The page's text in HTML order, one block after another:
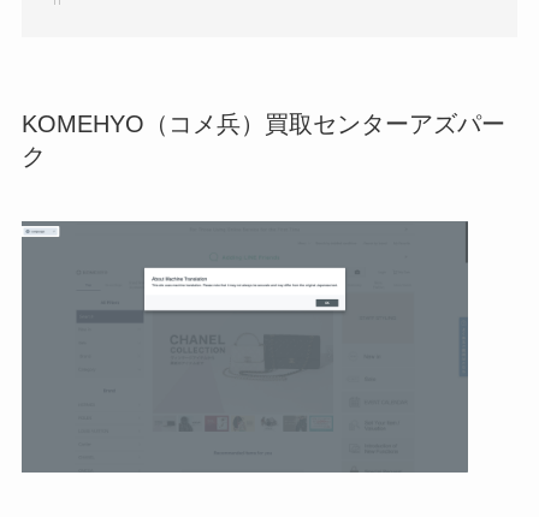
KOMEHYO（コメ兵）買取センターアズパー
ク